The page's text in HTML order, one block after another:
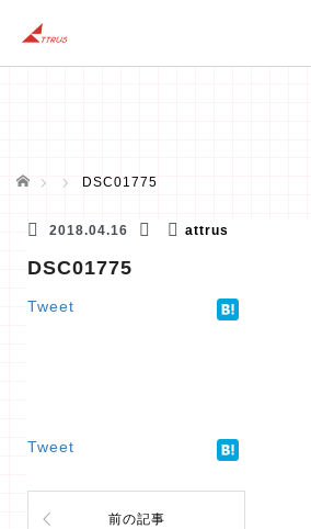
ホーム DSC01775
2018.04.16 attrus
DSC01775
Tweet
Tweet
前の記事